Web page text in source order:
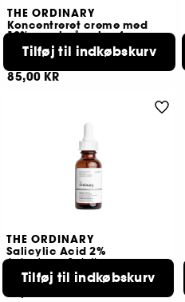
THE ORDINARY
Koncentreret creme med
10% svovl på pulverform
Pleje til urenheder
85,00 KR
Tilføj til indkøbskurv
THE ORDINARY
Salicylic Acid 2%
Anhydrous Solution
6
69,00 KR
Tilføj til indkøbskurv